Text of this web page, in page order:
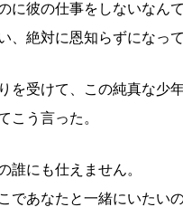
に彼の仕事をしないなん
、絶対に恩知らずになって
を受けて、この純真な少
こう言った。
誰にも仕えません。
であなたと一緒にいたいの